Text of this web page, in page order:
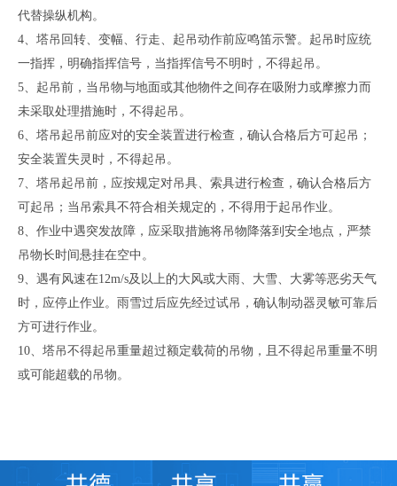
代替操纵机构。
4、塔吊回转、变幅、行走、起吊动作前应鸣笛示警。起吊时应统
一指挥，明确指挥信号，当指挥信号不明时，不得起吊。
5、起吊前，当吊物与地面或其他物件之间存在吸附力或摩擦力而
未采取处理措施时，不得起吊。
6、塔吊起吊前应对的安全装置进行检查，确认合格后方可起吊；
安全装置失灵时，不得起吊。
7、塔吊起吊前，应按规定对吊具、索具进行检查，确认合格后方
可起吊；当吊索具不符合相关规定的，不得用于起吊作业。
8、作业中遇突发故障，应采取措施将吊物降落到安全地点，严禁
吊物长时间悬挂在空中。
9、遇有风速在12m/s及以上的大风或大雨、大雪、大雾等恶劣天气
时，应停止作业。雨雪过后应先经过试吊，确认制动器灵敏可靠后
方可进行作业。
10、塔吊不得起吊重量超过额定载荷的吊物，且不得起吊重量不明
或可能超载的吊物。